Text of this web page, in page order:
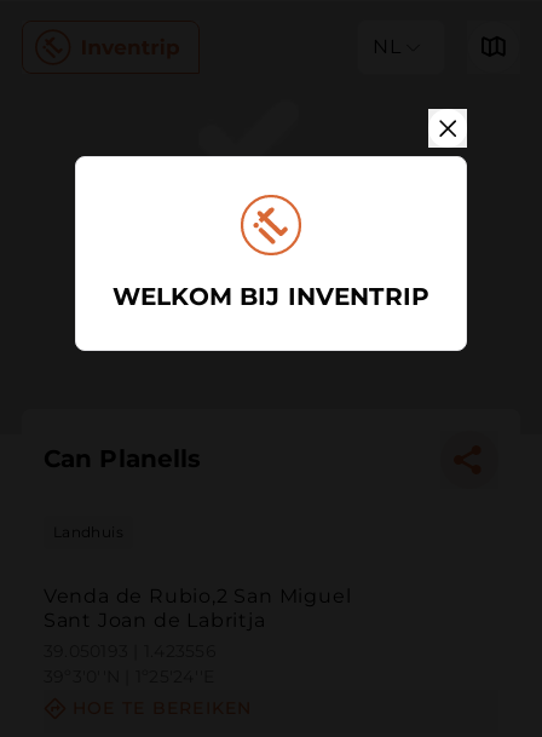
NL
Can Planells
Landhuis
Venda de Rubio,2 San Miguel
Sant Joan de Labritja
WELKOM BIJ INVENTRIP